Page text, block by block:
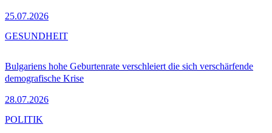
25.07.2026
Bulgariens hohe Geburtenrate verschleiert die sich verschärfende
demografische Krise
28.07.2026
GESUNDHEIT
POLITIK